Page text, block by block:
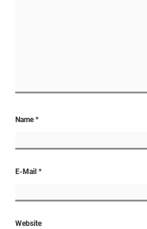
Name*
E-Mail *
Website